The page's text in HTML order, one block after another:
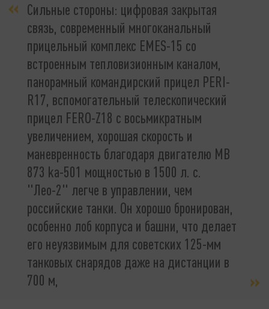
Сильные стороны: цифровая закрытая
связь, современный многоканальный
прицельный комплекс EMES-15 со
встроенным тепловизионным каналом,
панорамный командирский прицел PERI-
R17, вспомогательный телескопический
прицел FERO-Z18 с восьмикратным
увеличением, хорошая скорость и
маневренность благодаря двигателю MB
873 ka-501 мощностью в 1500 л. с.
"Лео-2" легче в управлении, чем
российские танки. Он хорошо бронирован,
особенно лоб корпуса и башни, что делает
его неуязвимым для советских 125-мм
танковых снарядов даже на дистанции в
700 м,